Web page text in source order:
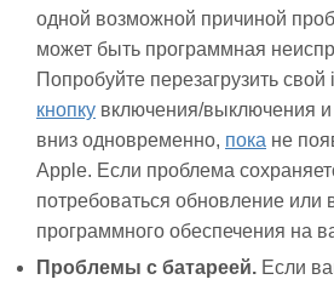
одной возможной причиной
может быть программная
Попробуйте перезагрузить
кнопку включения/выключения и
вниз одновременно, пока не
Apple. Если проблема
потребоваться обновление или
программного обеспечения на
Проблемы с батареей. Если